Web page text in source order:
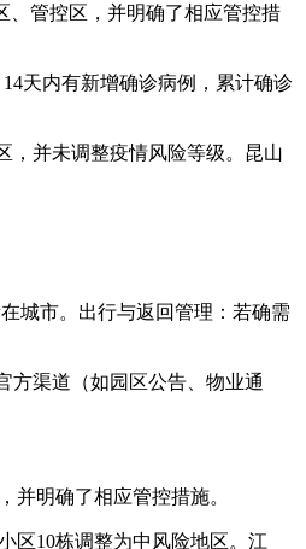
、管控区，并明确了相应管控措
天内有新增确诊病例，累计确诊
，并未调整疫情风险等级。昆山
城市。出行与返回管理：若确需
方渠道（如园区公告、物业通
并明确了相应管控措施。
区10栋调整为中风险地区。江